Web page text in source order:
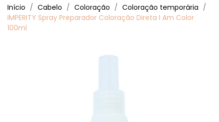
Início Cabelo Coloração
Coloração temporária
IMPERITY Spray Preparador Coloração Direta I Am Color
100ml